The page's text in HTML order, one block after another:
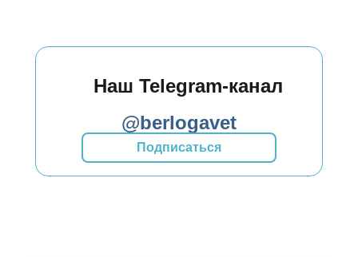
Наш Telegram-канал
@berlogavet
Подписаться